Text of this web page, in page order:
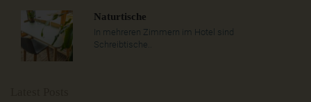
Naturtische
In mehreren Zimmern im Hotel sind
Schreibtische..